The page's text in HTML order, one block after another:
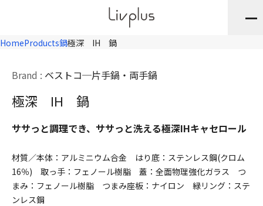
HomeProducts鍋極深 IH 鍋
Brand : ベストコ 片手鍋・両手鍋
極深 IH 鍋
ササっと調理でき、ササっと洗える極深IHキャセロール
材質／本体：アルミニウム合金 はり底：ステンレス鋼(クロム
16％) 取っ手：フェノール樹脂 蓋：全面物理強化ガラス つ
まみ：フェノール樹脂 つまみ座板：ナイロン 緑リング：ステ
ンレス鋼